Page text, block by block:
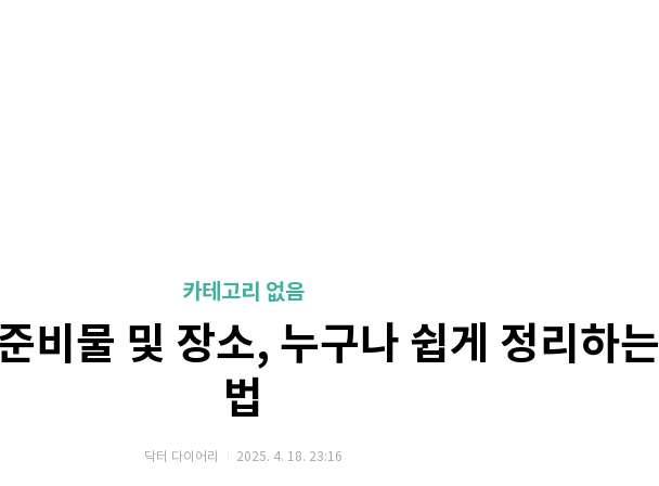
카테고리 없음
비물 및 장소, 누구나 쉽게 정리하는
법
닥터 다이어리 2025. 4. 18. 23:16